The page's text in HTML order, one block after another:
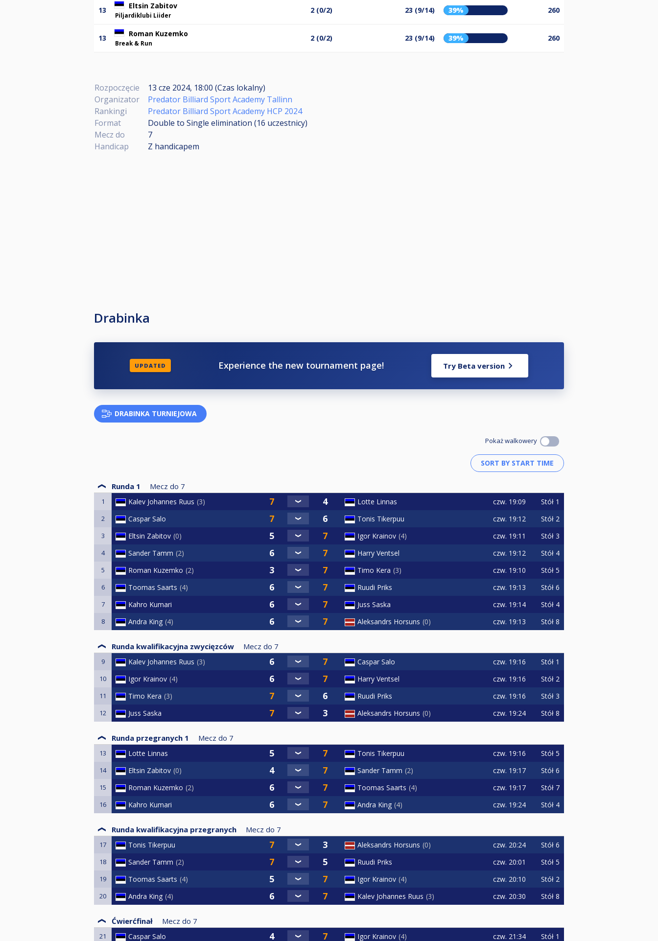
13 Eltsin Zabitov
Piljardiklubi Liider
2 (0/2) 23 (9/14) 39% 260
13 Roman Kuzemko
Break & Run
2 (0/2) 23 (9/14) 39% 260
Rozpoczęcie
13 cze 2024, 18:00 (Czas lokalny)
Organizator
Predator Billiard Sport Academy Tallinn
Rankingi
Predator Billiard Sport Academy HCP 2024
Format
Double to Single elimination (16 uczestnicy)
Mecz do
7
Handicap
Z handicapem
Drabinka
UPDATED Experience the new tournament page! Try Beta version
DRABINKA TURNIEJOWA
Pokaż walkowery
Runda 1 Mecz do 7
1 Kalev Johannes Ruus 3 Lotte Linnas czw. 19:09 Stół 1
2 Caspar Salo Tonis Tikerpuu czw. 19:12 Stół 2
3 Eltsin Zabitov 0 Igor Krainov 4 czw. 19:11 Stół 3
4 Sander Tamm 2 Harry Ventsel czw. 19:12 Stół 4
5 Roman Kuzemko 2 Timo Kera 3 czw. 19:10 Stół 5
6 Toomas Saarts 4 Ruudi Priks czw. 19:13 Stół 6
7 Kahro Kumari Juss Saska czw. 19:14 Stół 4
8 Andra King 4 Aleksandrs Horsuns 0 czw. 19:13 Stół 8
Runda kwalifikacyjna zwycięzców Mecz do 7
9 Kalev Johannes Ruus 3 Caspar Salo czw. 19:16 Stół 1
10 Igor Krainov 4 Harry Ventsel czw. 19:16 Stół 2
11 Timo Kera 3 Ruudi Priks czw. 19:16 Stół 3
12 Juss Saska Aleksandrs Horsuns 0 czw. 19:24 Stół 8
Runda przegranych 1 Mecz do 7
13 Lotte Linnas Tonis Tikerpuu czw. 19:16 Stół 5
14 Eltsin Zabitov 0 Sander Tamm 2 czw. 19:17 Stół 6
15 Roman Kuzemko 2 Toomas Saarts 4 czw. 19:17 Stół 7
16 Kahro Kumari Andra King 4 czw. 19:24 Stół 4
Runda kwalifikacyjna przegranych Mecz do 7
17 Tonis Tikerpuu Aleksandrs Horsuns 0 czw. 20:24 Stół 6
18 Sander Tamm 2 Ruudi Priks czw. 20:01 Stół 5
19 Toomas Saarts 4 Igor Krainov 4 czw. 20:10 Stół 2
20 Andra King 4 Kalev Johannes Ruus 3 czw. 20:30 Stół 8
Ćwierćfinał Mecz do 7
21 Caspar Salo Igor Krainov 4 czw. 21:34 Stół 1